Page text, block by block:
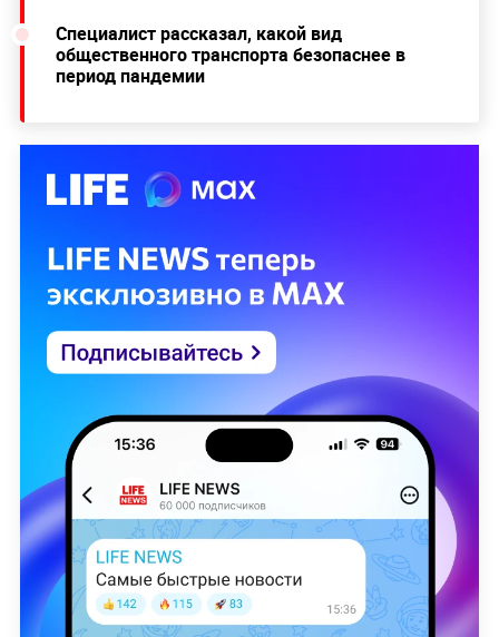
Специалист рассказал, какой вид
общественного транспорта безопаснее в
период пандемии